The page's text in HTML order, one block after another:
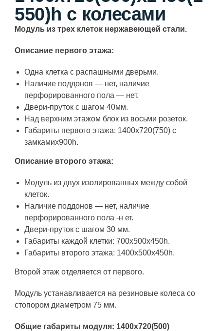
550)h с колесами
Модуль из трех клеток нержавеющей стали.
Описание первого этажа:
Одна клетка с распашными дверьми.
Наличие поддонов — нет, наличие
перфорированного пола — нет.
Двери-пруток с шагом 40мм.
Над верхним этажом блок из восьми розеток.
Габариты первого этажа: 1400х720(750) с
замкамих900h.
Описание второго этажа:
Модуль из двух изолированных между собой
клеток.
Наличие поддонов — нет, наличие
перфорированного пола -н ет.
Двери-пруток с шагом 30 мм.
Габариты каждой клетки: 700х500х450h.
Габариты второго этажа: 1400х500х450h.
Второй этаж отделяется от первого.
Модуль устанавливается на резиновые колеса со
стопором диаметром 75 мм.
Общие габариты модуля: 1400х720(500)